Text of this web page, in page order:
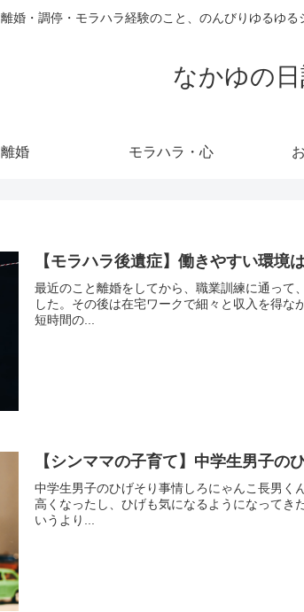
離婚・調停・モラハラ経験のこと、のんびりゆるゆ
なかゆの
離婚 モラハラ・心
【モラハラ後遺症】働きやすい環境
最近のこと離婚をしてから、職業訓練に通って
した。その後は在宅ワークで細々と収入を得
短時間の...
【シンママの子育て】中学生男子の
中学生男子のひげそり事情しろにゃんこ長男く
高くなったし、ひげも気になるようになってき
いうより...